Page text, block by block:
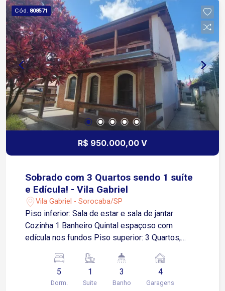
Cód. 808571
R$ 950.000,00 V
Sobrado com 3 Quartos sendo 1 suíte
e Edícula! - Vila Gabriel
Vila Gabriel - Sorocaba/SP
Piso inferior: Sala de estar e sala de jantar
Cozinha 1 Banheiro Quintal espaçoso com
edícula nos fundos Piso superior: 3 Quartos,
estar Cozinha 2 Quartos 1 Banheiro Lavanderia
Localização: Excelente localização, próximo ao
Jardim Santa Rosália, com fácil acesso à Avenida
5
Dorm.
1
Suite
3
Banho
4
Garagens